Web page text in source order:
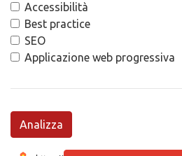
Accessibilità
Best practice
SEO
Applicazione web progressiva
Analizza